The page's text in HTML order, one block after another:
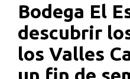
Bodega El
descubrir
los Valles